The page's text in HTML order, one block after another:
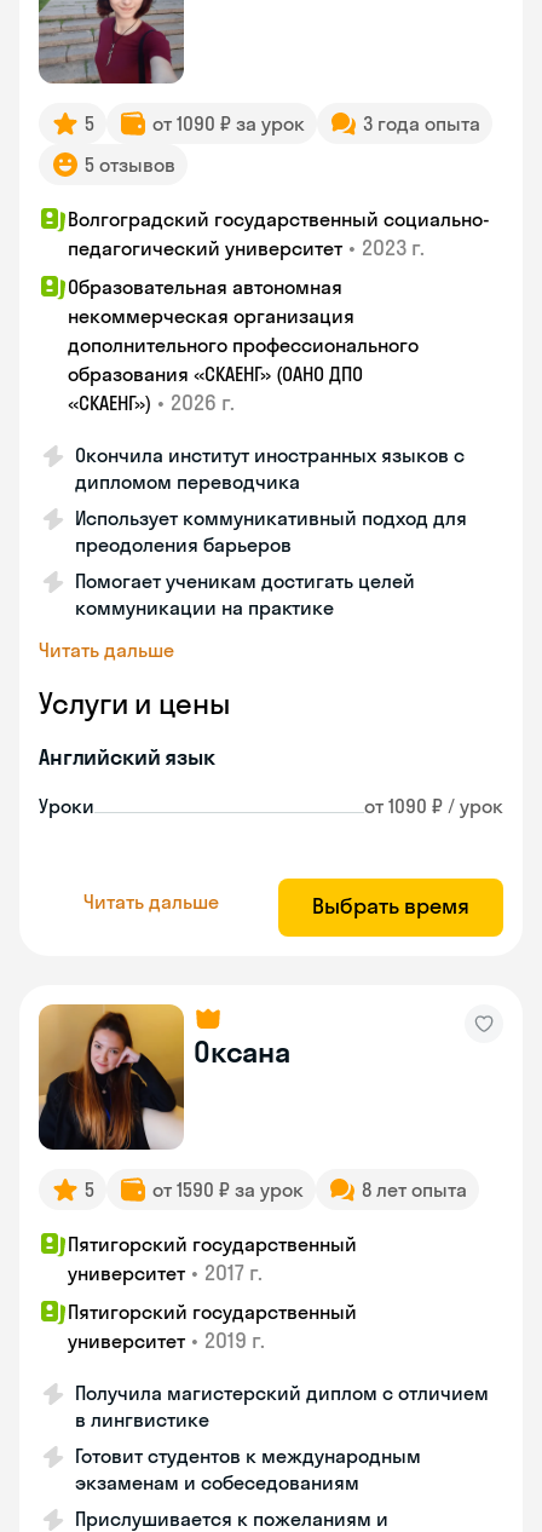
5 от 1090 ₽ за урок
3 года опыта
5 отзывов
Волгоградский государственный социально-
педагогический университет • 2023 г.
Образовательная автономная
некоммерческая организация
дополнительного профессионального
образования «СКАЕНГ» (ОАНО ДПО
«СКАЕНГ») • 2026 г.
Окончила институт иностранных языков с
дипломом переводчика
Использует коммуникативный подход для
преодоления барьеров
Помогает ученикам достигать целей
коммуникации на практике
Читать дальше
Услуги и цены
Английский язык
Уроки от 1090 ₽ / урок
Читать дальше Выбрать время
Оксана
5 от 1590 ₽ за урок 8 лет опыта
Пятигорский государственный
университет • 2017 г.
Пятигорский государственный
университет • 2019 г.
Получила магистерский диплом с отличием
в лингвистике
Готовит студентов к международным
экзаменам и собеседованиям
Прислушивается к пожеланиям и